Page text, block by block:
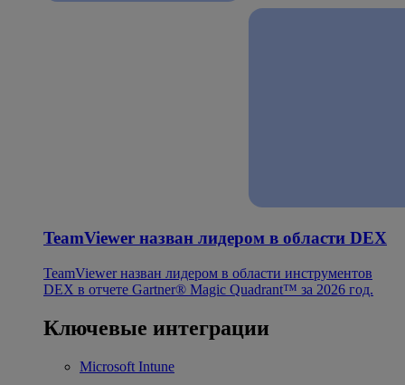
TeamViewer назван лидером в области DEX
TeamViewer назван лидером в области инструментов
DEX в отчете Gartner® Magic Quadrant™ за 2026 год.
Ключевые интеграции
Microsoft Intune